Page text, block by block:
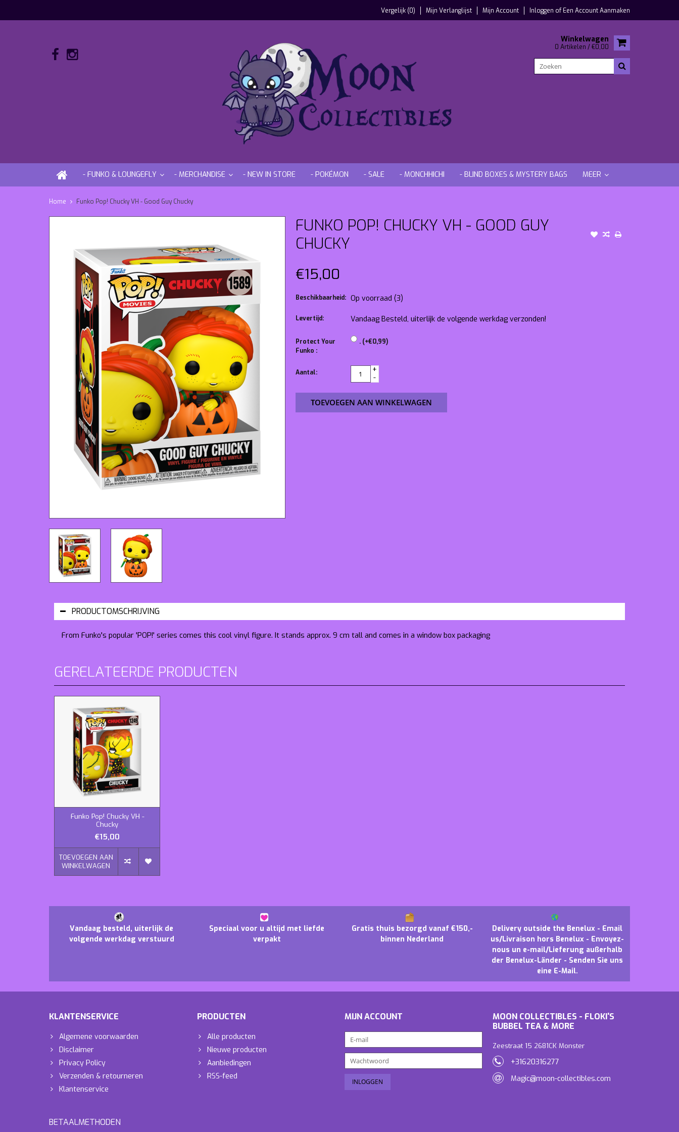
Vergelijk (0) Mijn Verlanglijst Mijn Account Inloggen ofEen Account Aanmaken
Winkelwagen
0 Artikelen / €0,00
- FUNKO & LOUNGEFLY - MERCHANDISE - NEW IN STORE - POKÉMON - SALE - MONCHHICHI - BLIND BOXES & MYSTERY BAGS MEER
Home Funko Pop! Chucky VH - Good Guy Chucky
FUNKO POP! CHUCKY VH - GOOD GUY
CHUCKY
€15,00
Beschikbaarheid: Op voorraad (3)
Levertijd: Vandaag Besteld, uiterlijk de volgende werkdag verzonden!
Protect Your
Funko :
. (+€0,99)
Aantal:
+
-
TOEVOEGEN AAN WINKELWAGEN
PRODUCTOMSCHRIJVING
From Funko's popular 'POP!' series comes this cool vinyl figure. It stands approx. 9 cm tall and comes in a window box packaging
GERELATEERDE PRODUCTEN
Funko Pop! Chucky VH -
Chucky
€15,00
TOEVOEGEN AAN
WINKELWAGEN
Vandaag besteld, uiterlijk de
volgende werkdag verstuurd
Speciaal voor u altijd met liefde
verpakt
Gratis thuis bezorgd vanaf €150,-
binnen Nederland
Delivery outside the Benelux - Email
us/Livraison hors Benelux - Envoyez-
nous un e-mail/Lieferung außerhalb
der Benelux-Länder - Senden Sie uns
eine E-Mail.
KLANTENSERVICE
Algemene voorwaarden
Disclaimer
Privacy Policy
Verzenden & retourneren
Klantenservice
PRODUCTEN
Alle producten
Nieuwe producten
Aanbiedingen
RSS-feed
MIJN ACCOUNT
MOON COLLECTIBLES - FLOKI'S
BUBBEL TEA & MORE
Zeestraat 15 2681CK Monster
+31620316277
Magic@moon-collectibles.com
BETAALMETHODEN